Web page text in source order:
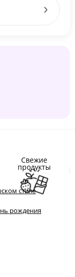
Свежие
продукты
стиле
рождения